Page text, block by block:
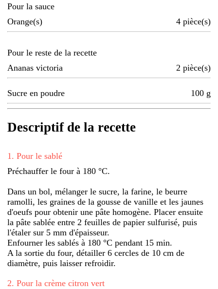
Pour la sauce
Orange(s)
4 pièce(s)
Pour le reste de la recette
Ananas victoria
2 pièce(s)
Sucre en poudre 100 g
Descriptif de la recette
1 . Pour le sablé
Préchauffer le four à 180 °C.
Dans un bol, mélanger le sucre, la farine, le beurre
ramolli, les graines de la gousse de vanille et les jaunes
d'oeufs pour obtenir une pâte homogène. Placer ensuite
la pâte sablée entre 2 feuilles de papier sulfurisé, puis
l'étaler sur 5 mm d'épaisseur.
Enfourner les sablés à 180 °C pendant 15 min.
A la sortie du four, détailler 6 cercles de 10 cm de
diamètre, puis laisser refroidir.
2. Pour la crème citron vert